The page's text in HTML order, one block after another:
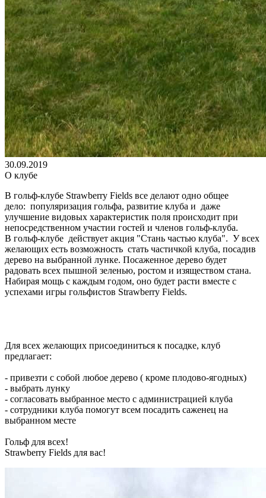
30.09.2019
О клубе
В гольф-клубе Strawberry Fields все делают одно общее
дело: популяризация гольфа, развитие клуба и даже
улучшение видовых характеристик поля происходит при
непосредственном участии гостей и членов гольф-клуба.
В гольф-клубе действует акция "Стань частью клуба". У всех
желающих есть возможность стать частичкой клуба, посадив
дерево на выбранной лунке. Посаженное дерево будет
радовать всех пышной зеленью, ростом и изяществом стана.
Набирая мощь с каждым годом, оно будет расти вместе с
успехами игры гольфистов Strawberry Fields.
Для всех желающих присоединиться к посадке, клуб
предлагает:
- привезти с собой любое дерево ( кроме плодово-ягодных)
- выбрать лунку
- согласовать выбранное место с администрацией клуба
- сотрудники клуба помогут всем посадить саженец на
выбранном месте
Гольф для всех!
Strawberry Fields для вас!